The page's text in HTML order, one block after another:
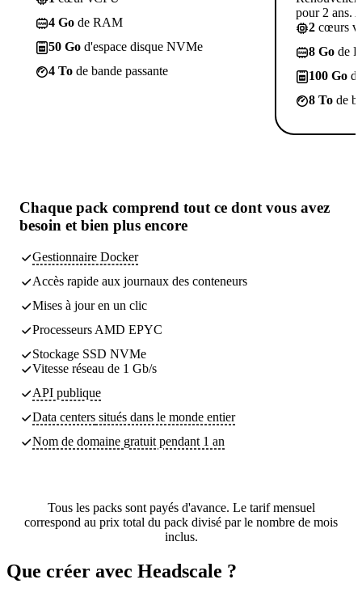
4 Go de RAM
50 Go d'espace disque NVMe
4 To de bande passante
pour 2 ans.
2 cœurs
8 Go de
100 Go
8 To de
Chaque pack comprend tout ce dont vous avez
besoin et bien plus encore
Gestionnaire Docker
Accès rapide aux journaux des conteneurs
Mises à jour en un clic
Processeurs AMD EPYC
Stockage SSD NVMe
Vitesse réseau de 1 Gb/s
API publique
Data centers situés dans le monde entier
Nom de domaine gratuit pendant 1 an
Tous les packs sont payés d'avance. Le tarif mensuel
correspond au prix total du pack divisé par le nombre de mois
inclus.
Que créer avec Headscale ?